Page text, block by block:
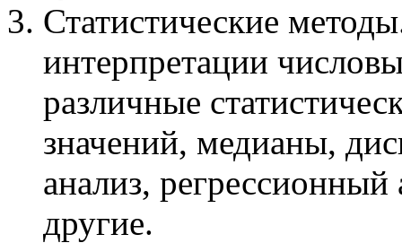
Статистические
интерпретации
различные
значений, медианы,
анализ, регрессионный
другие.